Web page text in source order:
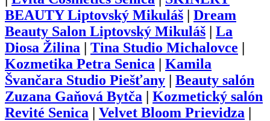
BEAUTY Liptovský Mikuláš
Dream
Beauty Salon Liptovský Mikuláš
La
Diosa Žilina
Tina Studio Michalovce
Kozmetika Petra Senica
Kamila
Švančara Studio Piešťany
Beauty salón
Zuzana Gaňová Bytča
Kozmetický salón
Revité Senica
Velvet Bloom Prievidza